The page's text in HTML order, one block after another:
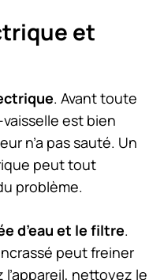
et
. Avant toute
est bien
n’a pas sauté. Un
peut tout
problème.
d’eau et le filtre.
peut freiner
l’appareil, nettoyez le